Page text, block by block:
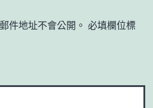
件地址不會公開。 必填欄位標